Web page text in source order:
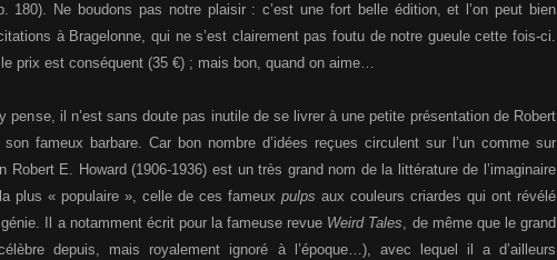
180). Ne boudons pas notre plaisir : c’est une fort belle édition, et l’on peut bien
à Bragelonne, qui ne s’est clairement pas foutu de notre gueule cette fois-ci.
prix est conséquent (35 €) ; mais bon, quand on aime…
pense, il n’est sans doute pas inutile de se livrer à une petite présentation de Robert
fameux barbare. Car bon nombre d’idées reçues circulent sur l’un comme sur
Robert E. Howard (1906-1936) est un très grand nom de la littérature de l’imaginaire
plus « populaire », celle de ces fameux pulps aux couleurs criardes qui ont révélé
Il a notamment écrit pour la fameuse revue Weird Tales, de même que le grand
depuis, mais royalement ignoré à l’époque…), avec lequel il a d’ailleurs